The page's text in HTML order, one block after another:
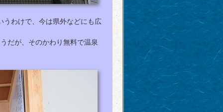
わけで、今は県外などにも広
だが、そのかわり無料で温泉